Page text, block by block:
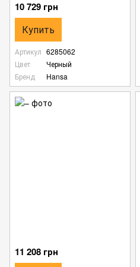
10 729 грн
Купить
Артикул 6285062
Цвет
Черный
Бренд
Hansa
11 208 грн